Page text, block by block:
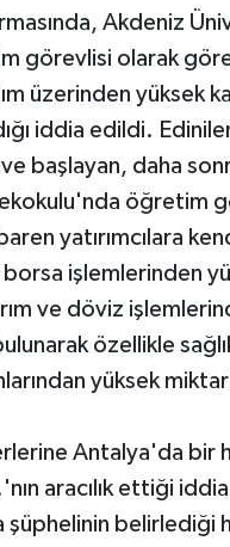
Akdeniz
görevlisi olarak
üzerinden yüksek
iddia edildi.
başlayan, daha
öğretim
yatırımcılara
borsa işlemlerinden
ve döviz
özellikle
yüksek
Antalya'da bir
aracılık ettiği
şüphelinin belirlediği